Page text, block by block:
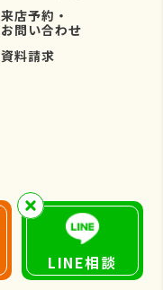
LINE相談
来店予約・
お問い合わせ
資料請求